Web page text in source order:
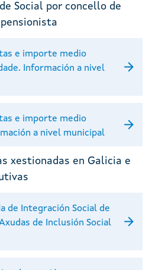
Social por concello de
e importe medio
Información a nivel
e importe medio
a nivel municipal
xestionadas en Galicia e
de Integración Social de
de Inclusión Social